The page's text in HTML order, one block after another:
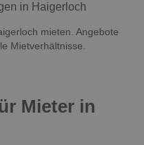
in Haigerloch
mieten. Angebote
Mietverhältnisse.
Mieter in